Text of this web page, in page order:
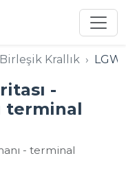
Birleşik Krallık LGW
-
terminal
- terminal